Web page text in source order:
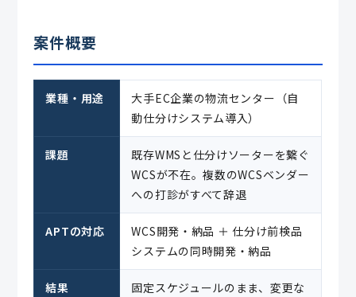
案件概要
業種・用途
大手EC企業の物流センター（自
動仕分けシステム導入）
課題
既存WMSと仕分けソーターを繋ぐ
WCSが不在。複数のWCSベンダー
への打診がすべて辞退
APTの対応
WCS開発・納品 ＋ 仕分け前検品
システムの同時開発・納品
結果
固定スケジュールのまま、変更な